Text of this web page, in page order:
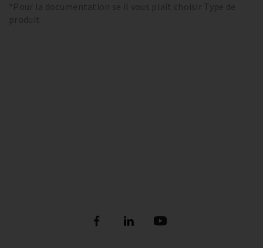
*Pour la documentation se il vous plaît choisir Type de
produit